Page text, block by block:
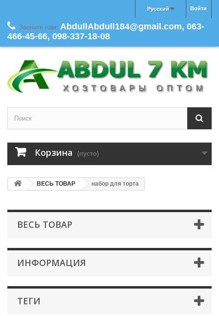
Войти
Русский
Звоните нам: AbdullAbdull184@gmail.com, 063-
466-45-66, 098-337-18-08
Корзина (пусто)
ВЕСЬ ТОВАР набор для торта
ВЕСЬ ТОВАР
ИНФОРМАЦИЯ
ТЕГИ